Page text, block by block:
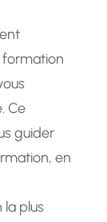
formation
Ce
guider
en
la plus